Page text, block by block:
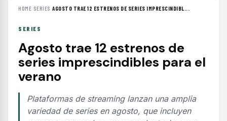
HOME› SERIES ›AGOSTO TRAE 12 ESTRENOS DE SERIES IMPRESCINDIBL...
SERIES
Agosto trae 12 estrenos de
series imprescindibles para el
verano
Plataformas de streaming lanzan una amplia
variedad de series en agosto, que incluyen